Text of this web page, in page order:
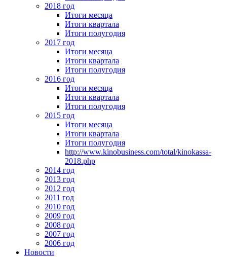
2018 год
Итоги месяца
Итоги квартала
Итоги полугодия
2017 год
Итоги месяца
Итоги квартала
Итоги полугодия
2016 год
Итоги месяца
Итоги квартала
Итоги полугодия
2015 год
Итоги месяца
Итоги квартала
Итоги полугодия
http://www.kinobusiness.com/total/kinokassa-
2018.php
2014 год
2013 год
2012 год
2011 год
2010 год
2009 год
2008 год
2007 год
2006 год
Новости